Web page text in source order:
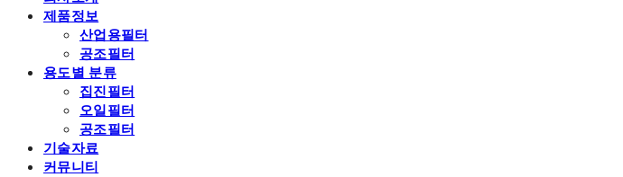
제품정보
산업용필터
공조필터
용도별 분류
집진필터
오일필터
공조필터
기술자료
커뮤니티